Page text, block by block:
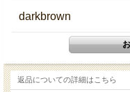
darkbrown
返品についての詳細はこちら